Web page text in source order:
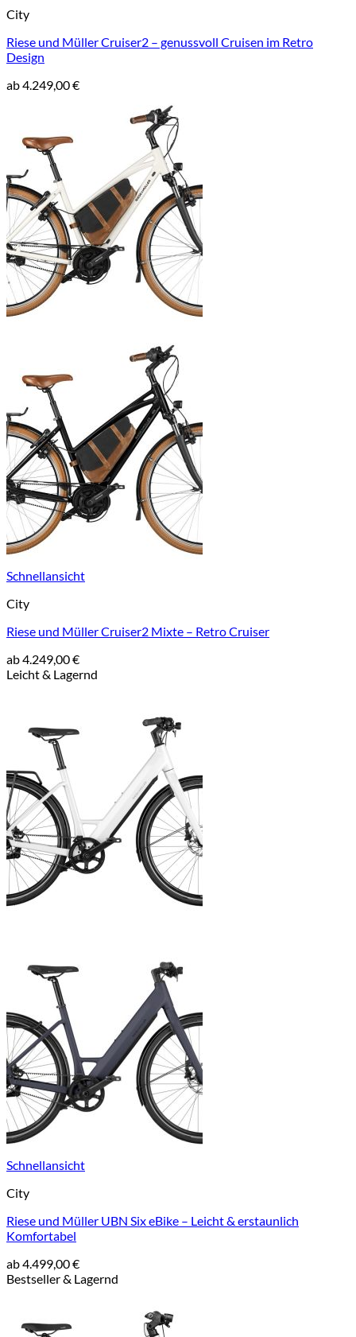
City
Riese und Müller Cruiser2 – genussvoll Cruisen im Retro
Design
ab4.249,00€
Schnellansicht
City
Riese und Müller Cruiser2 Mixte – Retro Cruiser
ab4.249,00€
Leicht & Lagernd
Schnellansicht
City
Riese und Müller UBN Six eBike – Leicht & erstaunlich
Komfortabel
ab4.499,00€
Bestseller & Lagernd